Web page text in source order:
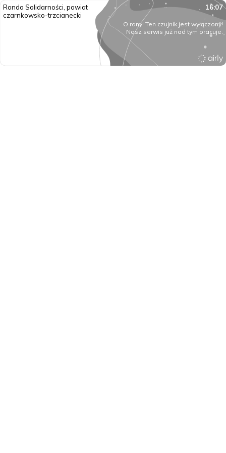
Rondo Solidarności, powiat
czarnkowsko-trzcianecki
16:07
O rany! Ten czujnik jest wyłączony!
Nasz serwis już nad tym pracuje.